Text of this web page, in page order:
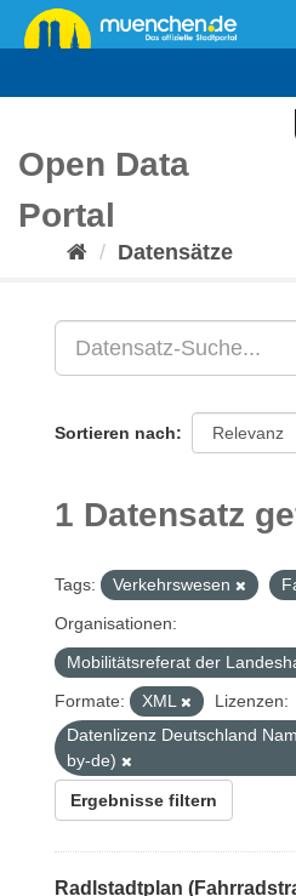
Überspringen
zum
Open Data
Portal
Datensätze
Sortieren nach
1 Datensatz
Tags: Verkehrswesen
Organisationen:
Mobilitätsreferat der
Formate:
XML
Lizenzen:
Datenlizenz Deutschland
by-de)
Ergebnisse filtern
Radlstadtplan